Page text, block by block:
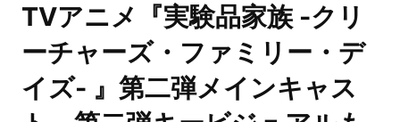
TVアニメ『実験品家族 -クリ
ーチャーズ・ファミリー・デ
イズ- 』第二弾メインキャス